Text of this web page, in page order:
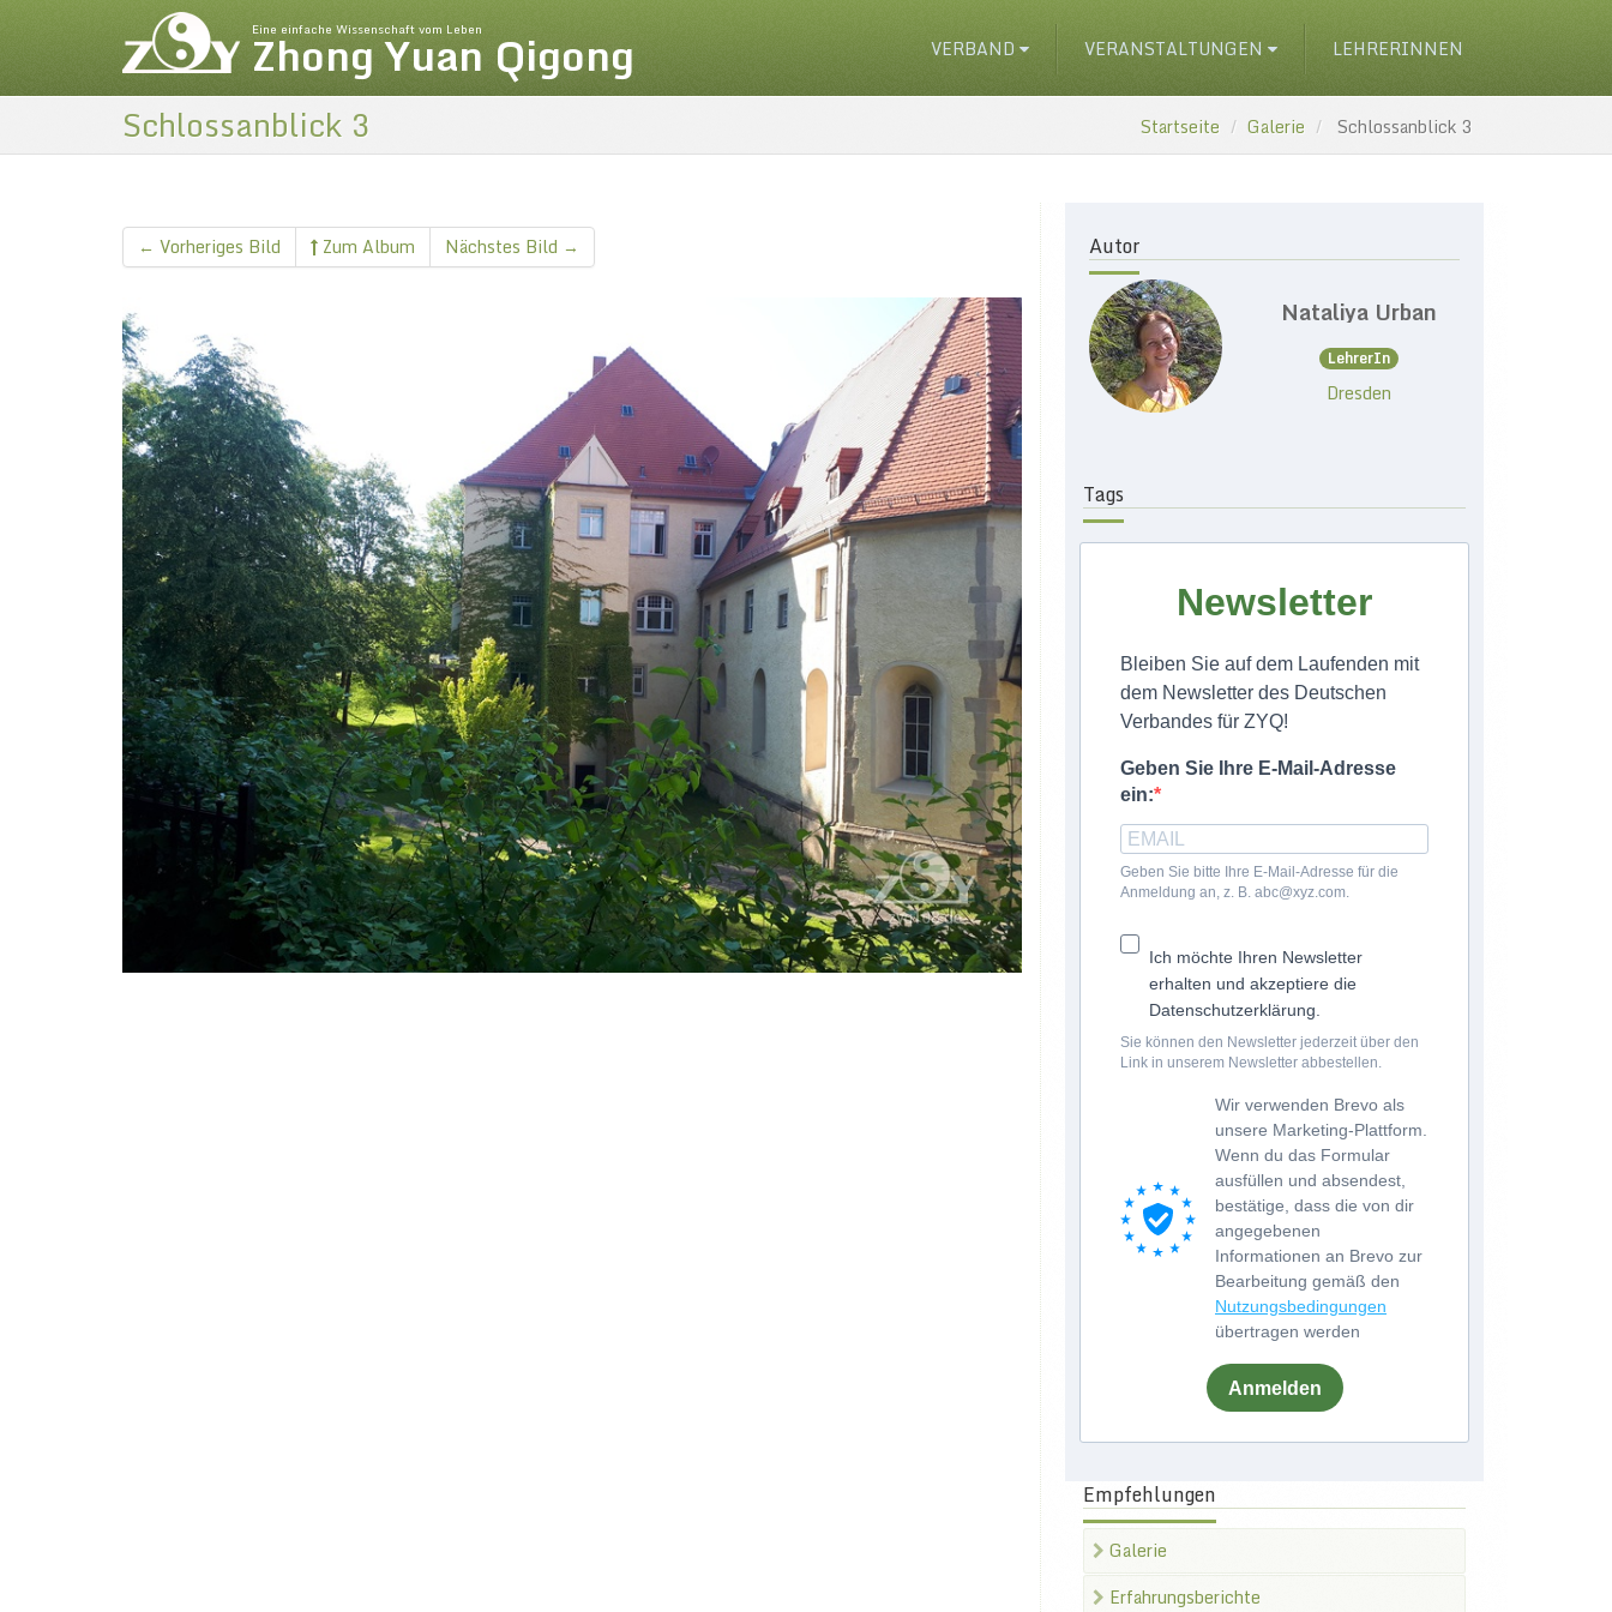
Eine einfache Wissenschaft vom Leben
Zhong Yuan Qigong VERBAND VERANSTALTUNGEN LEHRERINNEN
Schlossanblick 3 Startseite Galerie Schlossanblick 3
← Vorheriges Bild Zum Album Nächstes Bild → Autor
Nataliya Urban
LehrerIn
Dresden
Tags
Newsletter
Bleiben Sie auf dem Laufenden mit
dem Newsletter des Deutschen
Verbandes für ZYQ!
Geben Sie Ihre E-Mail-Adresse
ein:
Geben Sie bitte Ihre E-Mail-Adresse für die
Anmeldung an, z. B. abc@xyz.com.
Ich möchte Ihren Newsletter
erhalten und akzeptiere die
Datenschutzerklärung.
Sie können den Newsletter jederzeit über den
Link in unserem Newsletter abbestellen.
Wir verwenden Brevo als
unsere Marketing-Plattform.
Wenn du das Formular
ausfüllen und absendest,
bestätige, dass die von dir
angegebenen
Informationen an Brevo zur
Bearbeitung gemäß den
Nutzungsbedingungen
übertragen werden
Anmelden
Empfehlungen
Galerie
Erfahrungsberichte